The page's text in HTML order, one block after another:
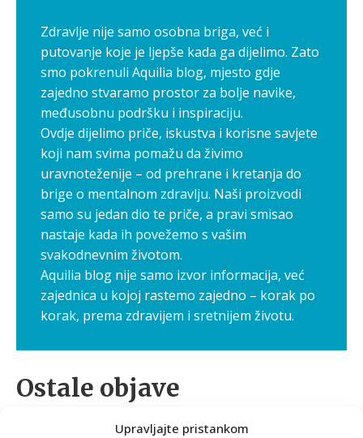
Upravljajte pristankom
Zdravlje nije samo osobna briga, već i
putovanje koje je ljepše kada ga dijelimo. Zato
smo pokrenuli Aquilia blog, mjesto gdje
zajedno stvaramo prostor za bolje navike,
međusobnu podršku i inspiraciju.
Ovdje dijelimo priče, iskustva i korisne savjete
koji nam svima pomažu da živimo
uravnoteženije – od prehrane i kretanja do
brige o mentalnom zdravlju. Naši proizvodi
samo su jedan dio te priče, a pravi smisao
nastaje kada ih povežemo s vašim
svakodnevnim životom.
Aquilia blog nije samo izvor informacija, već
zajednica u kojoj rastemo zajedno – korak po
korak, prema zdravijem i sretnijem životu.
Ostale objave